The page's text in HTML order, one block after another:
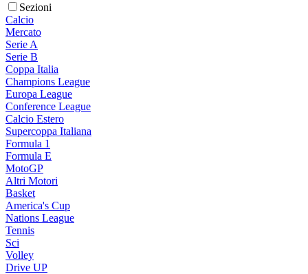
Sezioni
Calcio
Mercato
Serie A
Serie B
Coppa Italia
Champions League
Europa League
Conference League
Calcio Estero
Supercoppa Italiana
Formula 1
Formula E
MotoGP
Altri Motori
Basket
America's Cup
Nations League
Tennis
Sci
Volley
Drive UP